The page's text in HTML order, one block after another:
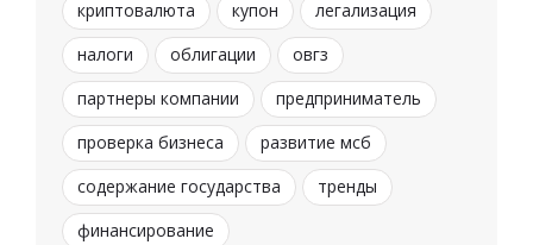
криптовалюта
купон
легализация
налоги
облигации
овгз
партнеры компании
предприниматель
проверка бизнеса
развитие мсб
содержание государства
тренды
финансирование